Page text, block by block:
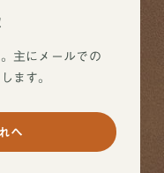
主にメールでの
ます。
へ